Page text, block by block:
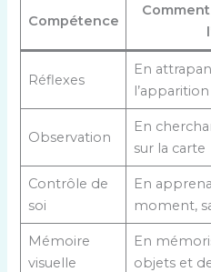
Compétence
Réflexes
En
Observation
En
sur la carte
Contrôle de
soi
En
moment,
Mémoire
visuelle
En
objets et